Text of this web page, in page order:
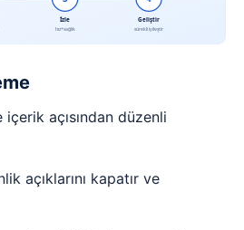
İzle
hız+sağlık
Geliştir
sürekli iyileştir
içerik açısından düzenli
açıklarını kapatır ve